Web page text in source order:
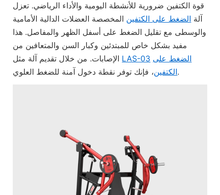
قوة الكتفين ضرورية للأنشطة اليومية والأداء الرياضي. تعزل
آلة الضغط على الكتفين المخصصة العضلات الدالية الأمامية
والوسطى مع تقليل الضغط على أسفل الظهر والمفاصل. هذا
مفيد بشكل خاص للمبتدئين وكبار السن والمتعافين من
LAS-03 الضغط على
الكتفين، فإنك توفر نقطة دخول آمنة للضغط العلوي.